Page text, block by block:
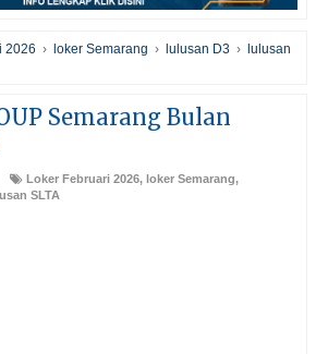
2026 › loker Semarang › lulusan D3 › lulusan
Semarang Bulan
Loker Februari 2026, loker Semarang,
SLTA